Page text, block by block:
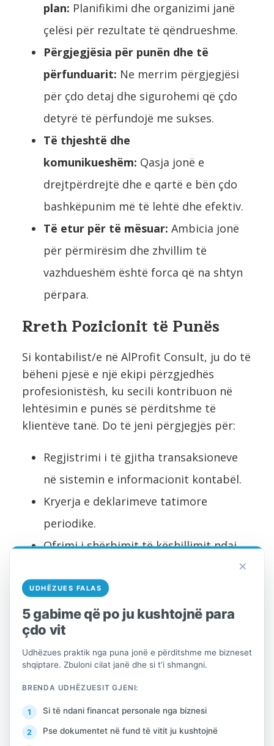
plan: Planifikimi dhe organizimi janë
çelësi për rezultate të qëndrueshme.
Përgjegjësia për punën dhe të
përfunduarit: Ne merrim përgjegjësi
për çdo detaj dhe sigurohemi që çdo
detyrë të përfundojë me sukses.
Të thjeshtë dhe
komunikueshëm: Qasja jonë e
drejtpërdrejtë dhe e qartë e bën çdo
bashkëpunim më të lehtë dhe efektiv.
Të etur për të mësuar: Ambicia jonë
për përmirësim dhe zhvillim të
vazhdueshëm është forca që na shtyn
përpara.
Rreth Pozicionit të Punës
Si kontabilist/e në AlProfit Consult, ju do të
bëheni pjesë e një ekipi përzgjedhës
profesionistësh, ku secili kontribuon në
lehtësimin e punës së përditshme të
klientëve tanë. Do të jeni përgjegjës për:
Regjistrimi i të gjitha transaksioneve
në sistemin e informacionit kontabël.
Kryerja e deklarimeve tatimore
periodike.
Ofrimi i shërbimit të këshillimit ndaj
klientëve të studios dhe mbështetje e
vazhdueshme.
Përfshirja në të gjitha proceset e
ofrimit të shërbimit ndaj klientit.
Çfarë Ju Nevojitet Për të
Pasur Sukses?
Për të qenë kandidati ideal, ju duhet të
keni:
×
UDHËZUES FALAS
5 gabime që po ju kushtojnë para
çdo vit
Udhëzues praktik nga puna jonë e përditshme me bizneset
shqiptare. Zbuloni cilat janë dhe si t'i shmangni.
BRENDA UDHËZUESIT GJENI:
Si të ndani financat personale nga biznesi
Pse dokumentet në fund të vitit ju kushtojnë